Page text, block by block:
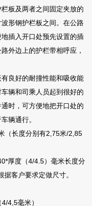
板及两者之间固定夹放的
形钢护栏板之间。在公路
插入开口处预先设置的插
外边上的护栏带相呼应，
良好的耐撞性能和吸收能
辆和司乘人员起到很好的
时，可方便地把开口处的
辆通行。
（长度分别有2,75米/2,85
厚度（4/4.5）毫米长度分
客户要求定做尺寸。
4,5毫米）